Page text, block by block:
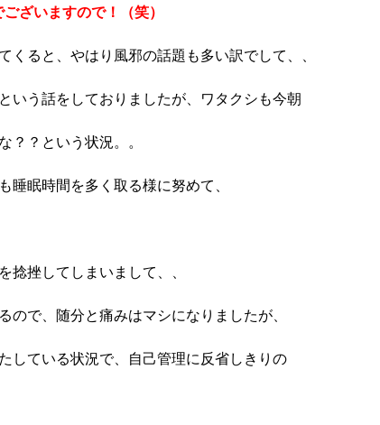
ざいますので！（笑）
くると、やはり風邪の話題も多い訳でして、、
いう話をしておりましたが、ワタクシも今朝
？？という状況。。
睡眠時間を多く取る様に努めて、
捻挫してしまいまして、、
ので、随分と痛みはマシになりましたが、
している状況で、自己管理に反省しきりの